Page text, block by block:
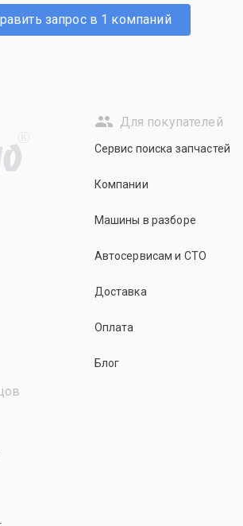
запрос в 1 компаний
R
Для покупателей
Сервис поиска запчастей
Компании
Машины в разборе
Автосервисам и СТО
Доставка
Оплата
Блог